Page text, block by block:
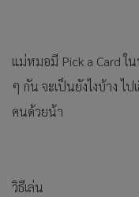
แม่หมอมี Pick a Card ใ
ๆ กัน จะเป็นยังไงบ้าง ไ
คนด้วยน้า
วิธีเล่น